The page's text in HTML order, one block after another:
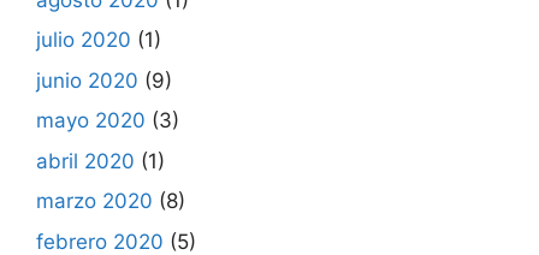
julio 2020 (1)
junio 2020 (9)
mayo 2020 (3)
abril 2020 (1)
marzo 2020 (8)
febrero 2020 (5)